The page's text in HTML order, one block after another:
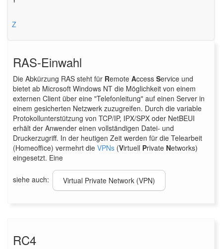
Z
RAS-Einwahl
Die Abkürzung RAS steht für Remote Access Service und
bietet ab Microsoft Windows NT die Möglichkeit von einem
externen Client über eine "Telefonleitung" auf einen Server in
einem gesicherten Netzwerk zuzugreifen. Durch die variable
Protokollunterstützung von TCP/IP, IPX/SPX oder NetBEUI
erhält der Anwender einen vollständigen Datei- und
Druckerzugriff. In der heutigen Zeit werden für die Telearbeit
(Homeoffice) vermehrt die VPNs (Virtuell Private Networks)
eingesetzt. Eine
siehe auch: Virtual Private Network (VPN)
RC4